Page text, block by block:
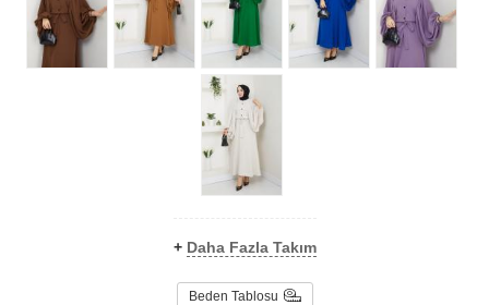
+ Daha Fazla Takım
Beden Tablosu